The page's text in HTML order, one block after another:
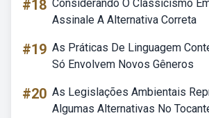
#18 Considerando O Classicismo
Assinale A Alternativa Correta
#19 As Práticas De Linguagem
Só Envolvem Novos Gêneros
#20 As Legislações Ambientais
Algumas Alternativas No